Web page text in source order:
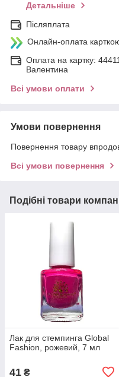
Детальніше
Післяплата
Онлайн-оплата
Оплата на картку:
Валентина
Всі умови оплати
Умови повернення
Повернення товару
Всі умови повернення
Подібні товари
Лак для стемпинга Global
Fashion, рожевий, 7 мл
41 ₴